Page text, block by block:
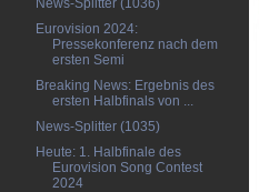
News-Splitter (1036)
Eurovision 2024:
Pressekonferenz nach dem
ersten Semi
Breaking News: Ergebnis des
ersten Halbfinals von ...
News-Splitter (1035)
Heute: 1. Halbfinale des
Eurovision Song Contest
2024